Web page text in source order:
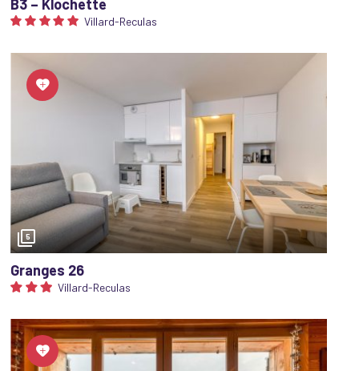
ou du
B3 – Klochette
Villard-Reculas
5
Granges 26
Villard-Reculas